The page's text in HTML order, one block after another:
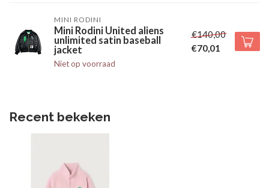
MINI RODINI
Mini Rodini United aliens
unlimited satin baseball
jacket
Niet op voorraad
€140,00
€70,01
Recent bekeken